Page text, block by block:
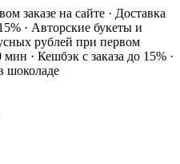
заказе на сайте · Доставка
· Авторские букеты и
рублей при первом
мин · Кешбэк с заказа до 15% ·
шоколаде